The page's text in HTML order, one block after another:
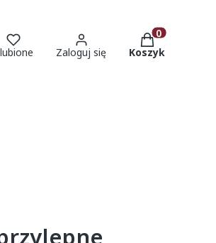
Zaloguj się
Produkty w
Koszyk